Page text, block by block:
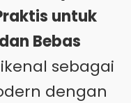
untuk
Bebas
sebagai
dengan